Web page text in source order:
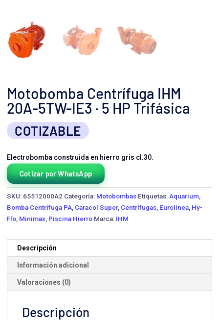
Motobomba Centrífuga IHM
20A-5TW-IE3 · 5 HP Trifásica
COTIZABLE
Electrobomba construida en hierro gris cl.30.
Cotizar por WhatsApp
SKU: 65512000A2 Categoría: Motobombas Etiquetas: Aquarium
Bomba Centrifuga PA Caracol Super, Centrífugas Eurolinea Hy-
Flo Minimax Piscina Hierro Marca: IHM
Descripción
Información adicional
Valoraciones (0)
Descripción